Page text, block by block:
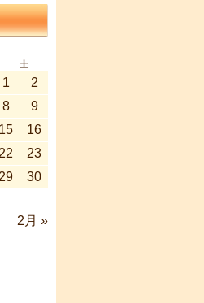
土
2月 »
1
2
8
9
15
16
22
23
29
30